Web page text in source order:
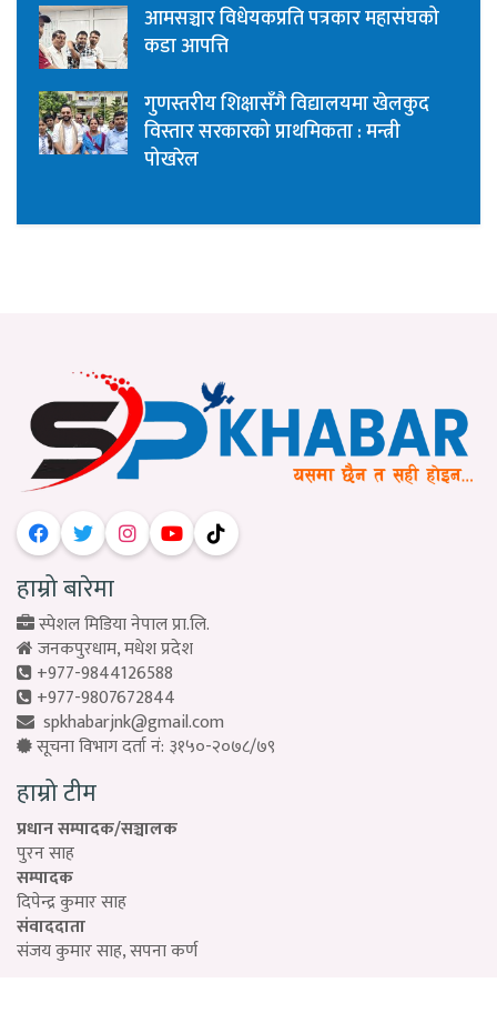
आमसञ्चार विधेयकप्रति पत्रकार महासंघको
कडा आपत्ति
गुणस्तरीय शिक्षासँगै विद्यालयमा खेलकुद
विस्तार सरकारको प्राथमिकता : मन्त्री
पोखरेल
हाम्रो बारेमा
स्पेशल मिडिया नेपाल प्रा.लि.
जनकपुरधाम, मधेश प्रदेश
+977-9844126588
+977-9807672844
spkhabarjnk@gmail.com
सूचना विभाग दर्ता नं: ३१५०-२०७८/७९
हाम्रो टीम
प्रधान सम्पादक/सञ्चालक
पुरन साह
सम्पादक
दिपेन्द्र कुमार साह
संवाददाता
संजय कुमार साह, सपना कर्ण